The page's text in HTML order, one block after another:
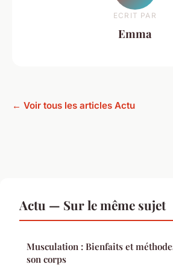
ECRIT PAR
Emma
← Voir tous les articles Actu
Actu — Sur le même sujet
Musculation : Bienfaits et
son corps